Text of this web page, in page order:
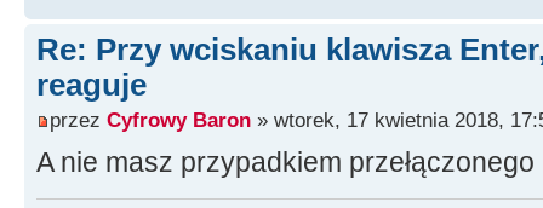
Re: Przy wciskaniu klawisza
reaguje
przez Cyfrowy Baron » wtorek, 17 kwietnia 2018,
A nie masz przypadkiem